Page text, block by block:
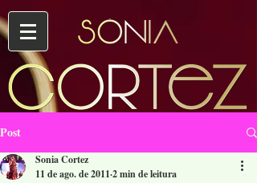
Post
Sonia Cortez
11 de ago. de 2011 2 min de leitura